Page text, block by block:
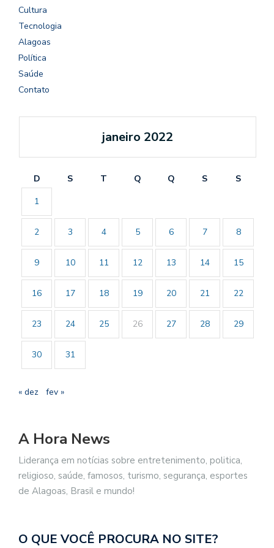
Cultura
Tecnologia
Alagoas
Política
Saúde
Contato
janeiro 2022
D S T Q Q S
S
1
2 3 4 5 6 7 8
9 10 11 12 13 14 15
16 17 18 19 20 21 22
23 24 25 26 27 28 29
30 31
« dez fev »
A Hora News
Liderança em notícias sobre entretenimento, politica,
religioso, saúde, famosos, turismo, segurança, esportes
de Alagoas, Brasil e mundo!
O QUE VOCÊ PROCURA NO SITE?